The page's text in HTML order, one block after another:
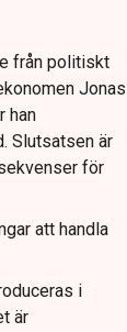
från politiskt
Jonas
han
Slutsatsen är
för
att handla
i
är